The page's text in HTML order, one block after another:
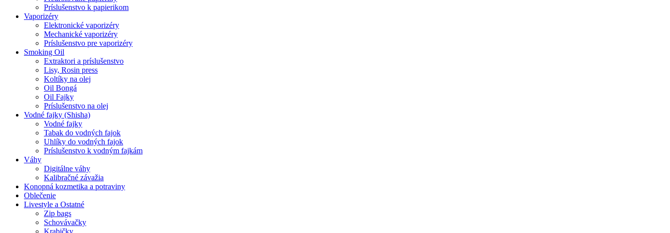
Príslušenstvo k papierikom
Vaporizéry
Elektronické vaporizéry
Mechanické vaporizéry
Príslušenstvo pre vaporizéry
Smoking Oil
Extraktori a príslušenstvo
Lisy, Rosin press
Koltíky na olej
Oil Bongá
Oil Fajky
Príslušenstvo na olej
Vodné fajky (Shisha)
Vodné fajky
Tabak do vodných fajok
Uhlíky do vodných fajok
Príslušenstvo k vodným fajkám
Váhy
Digitálne váhy
Kalibračné závažia
Konopná kozmetika a potraviny
Oblečenie
Livestyle a Ostatné
Zip bags
Schovávačky
Krabičky